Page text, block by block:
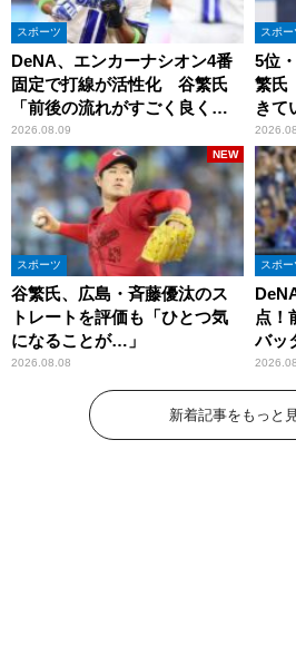
スポーツ
DeNA、エンカーナシオン4番
固定で打線が活性化 谷繁氏
「前後の流れがすごく良くな
りましたね」
2026.08.09
スポー
5位
繁氏
きて
スポーツ
谷繁氏、広島・斉藤優汰のス
トレートを評価も「ひとつ気
になることが…」
2026.08.08
NEW
スポー
点！
バッ
新着記事をもっと